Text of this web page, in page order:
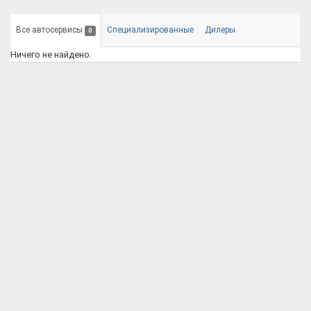
Все автосервисы 0 Специализированные Дилеры
Ничего не найдено.